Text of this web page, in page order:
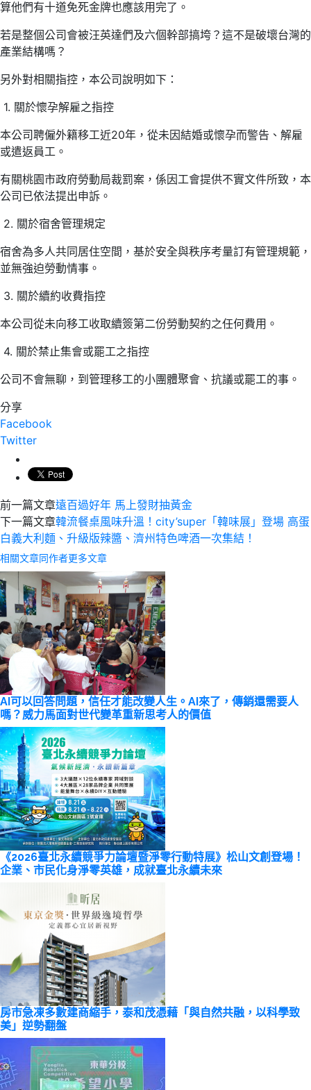
算他們有十道免死金牌也應該用完了。
若是整個公司會被汪英達們及六個幹部搞垮？這不是破壞台灣的
產業結構嗎？
另外對相關指控，本公司說明如下：
1. 關於懷孕解雇之指控
本公司聘僱外籍移工近20年，從未因結婚或懷孕而警告、解雇
或遣返員工。
有關桃園市政府勞動局裁罰案，係因工會提供不實文件所致，本
公司已依法提出申訴。
2. 關於宿舍管理規定
宿舍為多人共同居住空間，基於安全與秩序考量訂有管理規範，
並無強迫勞動情事。
3. 關於續約收費指控
本公司從未向移工收取續簽第二份勞動契約之任何費用。
4. 關於禁止集會或罷工之指控
公司不會無聊，到管理移工的小團體聚會、抗議或罷工的事。
分享
Facebook
Twitter
前一篇文章遠百過好年 馬上發財抽黃金
下一篇文章韓流餐桌風味升溫！city’super「韓味展」登場 高蛋
白義大利麵、升級版辣醬、濟州特色啤酒一次集結！
相關文章同作者更多文章
AI可以回答問題，信任才能改變人生。AI來了，傳銷還需要人
嗎？威力馬面對世代變革重新思考人的價值
《2026臺北永續競爭力論壇暨淨零行動特展》松山文創登場！
企業、市民化身淨零英雄，成就臺北永續未來
房市急凍多數建商縮手，泰和茂憑藉「與自然共融，以科學致
美」逆勢翻盤